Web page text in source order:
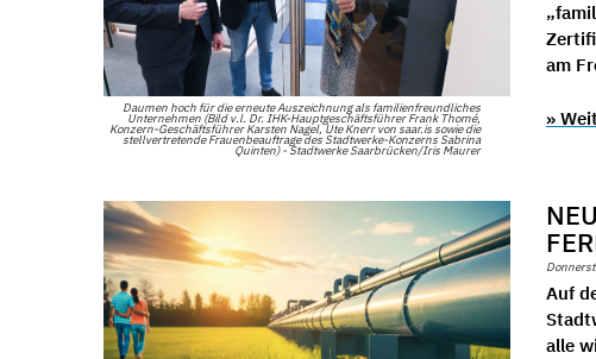
Daumen hoch für die erneute Auszeichnung als familienfreundliches
Unternehmen (Bild v.l. Dr. IHK-Hauptgeschäftsführer Frank Thomé,
Konzern-Geschäftsführer Karsten Nagel, Ute Knerr von saar.is sowie die
stellvertretende Frauenbeauftrage des Stadtwerke-Konzerns Sabrina
Quinten) - Stadtwerke Saarbrücken/Iris Maurer
am
»
Auf
alle